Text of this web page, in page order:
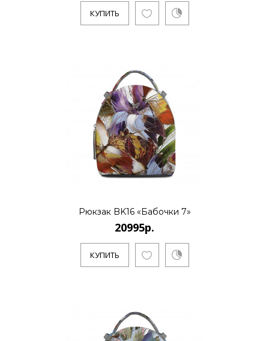
КУПИТЬ
Рюкзак BK16 «Бабочки 7»
20995р.
КУПИТЬ